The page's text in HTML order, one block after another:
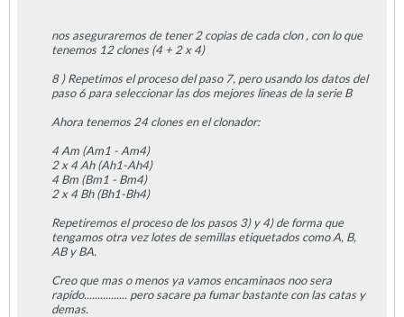
nos aseguraremos de tener 2 copias de cada clon , con lo que
tenemos 12 clones (4 + 2 x 4)
8 ) Repetimos el proceso del paso 7, pero usando los datos del
paso 6 para seleccionar las dos mejores lineas de la serie B
Ahora tenemos 24 clones en el clonador:
4 Am (Am1 - Am4)
2 x 4 Ah (Ah1-Ah4)
4 Bm (Bm1 - Bm4)
2 x 4 Bh (Bh1-Bh4)
Repetiremos el proceso de los pasos 3) y 4) de forma que
tengamos otra vez lotes de semillas etiquetados como A, B,
AB y BA.
Creo que mas o menos ya vamos encaminaos noo sera
rapido................ pero sacare pa fumar bastante con las catas y
demas.